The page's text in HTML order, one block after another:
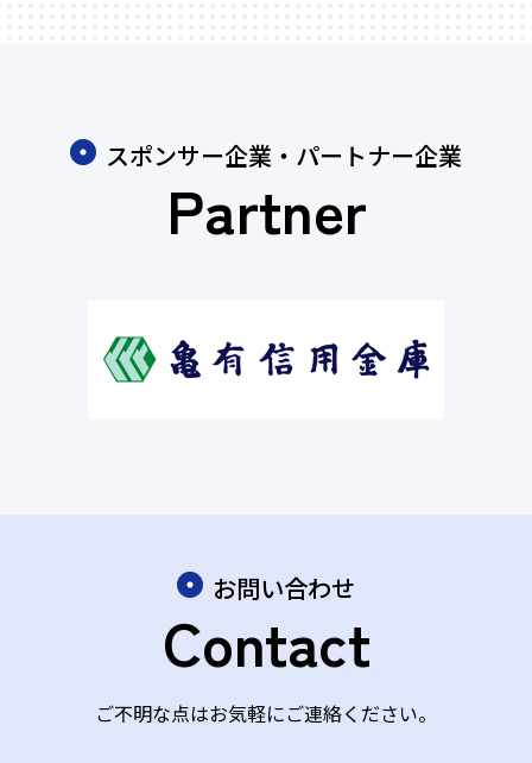
スポンサー企業・パートナー企業
Partner
お問い合わせ
Contact
ご不明な点はお気軽にご連絡ください。